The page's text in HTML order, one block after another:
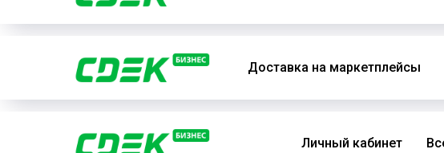
Доставка на маркетплейсы
Личный кабинет